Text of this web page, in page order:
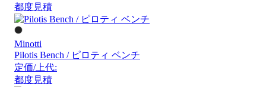
都度見積
Minotti
Pilotis Bench / ピロティ ベンチ
定価/上代:
都度見積